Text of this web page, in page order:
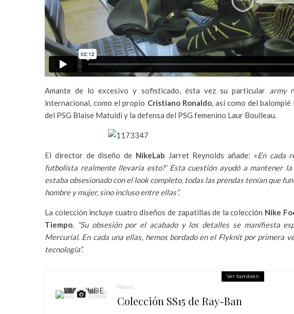
Amante de lo excesivo y sofisticado, ésta vez su particular army
internacional, como el propio Cristiano Ronaldo, así como del
del PSG Blaise Matuidi y la defensa del PSG femenino Laur Boulleau.
El director de diseño de NikeLab Jarret Reynolds añade: «En cada
futbolista realmente llevaría esto?’ Esta cuestión ayudó a mantener
estaba obsesionado con el look completo, todas las prendas tenían que
hombre y mujer, sino incluso entre ellas”.
La colección incluye cuatro diseños de zapatillas de la colección Nike
Tiempo. “Su obsesión por el acabado y los detalles se manifiesta
Mercurial. En cada una ellas, hemos bordado en el Flyknit por primera
tecnología”.
Ver también
News
Colección SS15 de Ray-Ban